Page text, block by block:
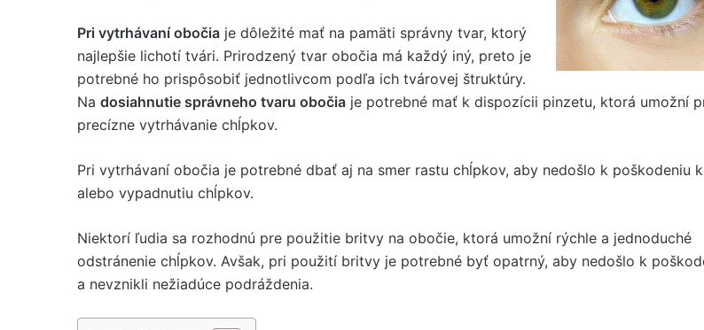
Pri vytrhávaní obočia je dôležité mať na pamäti správny tvar, ktorý
najlepšie lichotí tvári. Prirodzený tvar obočia má každý iný, preto je
potrebné ho prispôsobiť jednotlivcom podľa ich tvárovej štruktúry.
Na dosiahnutie správneho tvaru obočia je potrebné mať k dispozícii pinzetu, ktorá umožní
precízne vytrhávanie chĺpkov.
Pri vytrhávaní obočia je potrebné dbať aj na smer rastu chĺpkov, aby nedošlo k poškodeniu
alebo vypadnutiu chĺpkov.
Niektorí ľudia sa rozhodnú pre použitie britvy na obočie, ktorá umožní rýchle a jednoduché
odstránenie chĺpkov. Avšak, pri použití britvy je potrebné byť opatrný, aby nedošlo k
a nevznikli nežiadúce podráždenia.